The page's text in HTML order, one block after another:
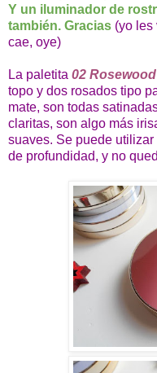
Y un iluminador de
también. Gracias (yo les
cae, oye)
La paletita 02
topo y dos rosados tipo
mate, son todas
claritas, son algo más
suaves. Se puede
de profundidad, y no